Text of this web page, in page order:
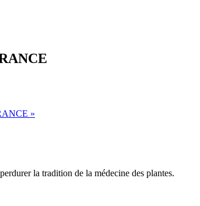
»
la tradition de la médecine des plantes.